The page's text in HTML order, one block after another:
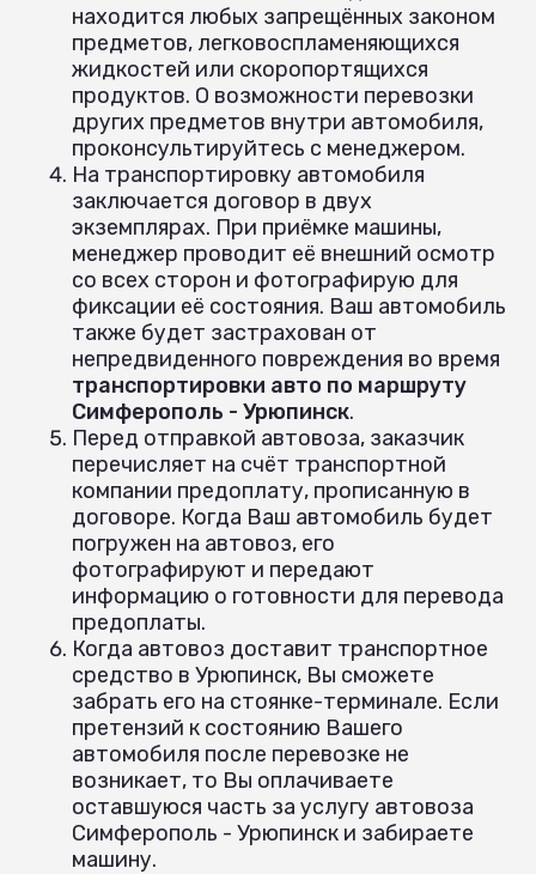
находится любых запрещённых законом
предметов, легковоспламеняющихся
жидкостей или скоропортящихся
продуктов. О возможности перевозки
других предметов внутри автомобиля,
проконсультируйтесь с менеджером.
На транспортировку автомобиля
заключается договор в двух
экземплярах. При приёмке машины,
менеджер проводит её внешний осмотр
со всех сторон и фотографирую для
фиксации её состояния. Ваш автомобиль
также будет застрахован от
непредвиденного повреждения во время
транспортировки авто по маршруту
Симферополь - Урюпинск.
Перед отправкой автовоза, заказчик
перечисляет на счёт транспортной
компании предоплату, прописанную в
договоре. Когда Ваш автомобиль будет
погружен на автовоз, его
фотографируют и передают
информацию о готовности для перевода
предоплаты.
Когда автовоз доставит транспортное
средство в Урюпинск, Вы сможете
забрать его на стоянке-терминале. Если
претензий к состоянию Вашего
автомобиля после перевозке не
возникает, то Вы оплачиваете
оставшуюся часть за услугу автовоза
Симферополь - Урюпинск и забираете
машину.